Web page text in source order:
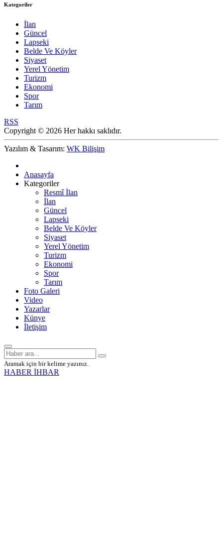
Kategoriler
İlan
Güncel
Lapseki
Belde Ve Köyler
Siyaset
Yerel Yönetim
Turizm
Ekonomi
Spor
Tarım
RSS
Copyright © 2026 Her hakkı saklıdır.
Yazılım & Tasarım: WK Bilişim
Anasayfa
Kategoriler
Resmî İlan
İlan
Güncel
Lapseki
Belde Ve Köyler
Siyaset
Yerel Yönetim
Turizm
Ekonomi
Spor
Tarım
Foto Galeri
Video
Yazarlar
Künye
İletişim
Aramak için bir kelime yazınız.
HABER İHBAR